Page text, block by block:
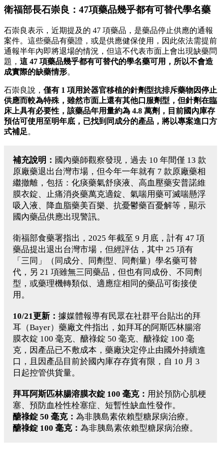
衛福部長石崇良：47項藥品幾乎都有可替代學名藥
石崇良表示，近期提及的 47 項藥品，是藥品停止供應的通報
案件。這些藥品有藥證，或是供應健保使用，因此依法需提前
通報半年內即將退場的情況，但這不代表市面上會出現缺藥問
題， 這 47 項藥品幾乎都有可替代的學名藥可用，所以不會造
成實際的缺藥情形。
石崇良說， 僅有 1 項用於器官移植的針劑型抗排斥藥物因停止
供應而較為特殊，雖然市面上還有其他口服劑型，但針劑在臨
床上具有必要性，該藥品年用量約為 4.8 萬劑，目前國內庫存
預估可使用至明年底，已找到同成分的產品，將以專案進口方
式補足。
補充說明： 國內藥師觀察發現，過去 10 年間僅 13 款
原廠藥退出台灣市場，但今年一年就有 7 款原廠藥相
繼撤離，包括：化痰藥氣舒痰液、高血壓藥安普諾維
膜衣錠、止痛消炎藥萬克適錠、氣喘用藥可滅喘懸浮
吸入液、降血脂藥美百樂、抗憂鬱藥百憂解等，顯示
國內藥品供應出現警訊。
衛福部食藥署指出，2025 年截至 9 月底，計有 47 項
藥品提出退出台灣市場，但經評估，其中 25 項有
「三同」（同成分、同劑型、同劑量）學名藥可替
代，另 21 項雖無三同藥品，但也有同成份、不同劑
型，或藥理機轉類似、適應症相同的藥品可銜接使
用。
10/21更新： 據媒體報導有民眾在社群平台貼出的拜
耳（Bayer）藥廠文件指出，如拜耳的阿斯匹林腸溶
膜衣錠 100 毫克、醣祿錠 50 毫克、醣祿錠 100 毫
克，因產品已不敷成本，藥廠決定停止由國外持續進
口，且因產品目前於國內庫存存貨有限，自 10 月 3
日起控管供貨量。
拜耳阿斯匹林腸溶膜衣錠 100 毫克： 用於預防心肌梗
塞、預防血栓性栓塞症、短暫性缺血性發作。
醣祿錠 50 毫克： 為非胰島素依賴型糖尿病治療。
醣祿錠 100 毫克： 為非胰島素依賴型糖尿病治療。